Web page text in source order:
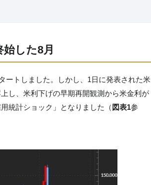
した8月
ートしました。しかし、1日に発表された米
し、米利下げの早期再開観測から米金利が
統計ショック」となりました（ 図表1参